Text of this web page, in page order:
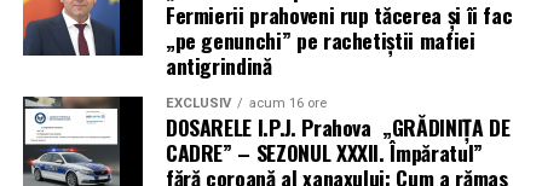
Fermierii prahoveni rup tăcerea și îi fac
„pe genunchi” pe rachetiștii mafiei
antigrindină
EXCLUSIV acum 16 ore
DOSARELE I.P.J. Prahova „GRĂDINIȚA DE
CADRE” – SEZONUL XXXII. Împăratul”
fără coroană al xanaxului: Cum a rămas